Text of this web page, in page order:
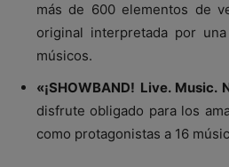
más de 600 elementos de
original interpretada por
músicos.
«¡SHOWBAND! Live. Music.
disfrute obligado para los
como protagonistas a 16